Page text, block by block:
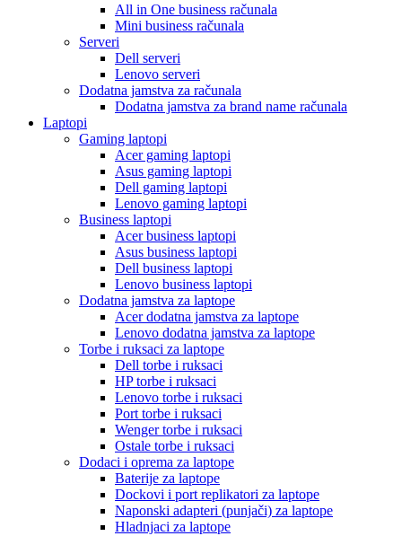
All in One business računala
Mini business računala
Serveri
Dell serveri
Lenovo serveri
Dodatna jamstva za računala
Dodatna jamstva za brand name računala
Laptopi
Gaming laptopi
Acer gaming laptopi
Asus gaming laptopi
Dell gaming laptopi
Lenovo gaming laptopi
Business laptopi
Acer business laptopi
Asus business laptopi
Dell business laptopi
Lenovo business laptopi
Dodatna jamstva za laptope
Acer dodatna jamstva za laptope
Lenovo dodatna jamstva za laptope
Torbe i ruksaci za laptope
Dell torbe i ruksaci
HP torbe i ruksaci
Lenovo torbe i ruksaci
Port torbe i ruksaci
Wenger torbe i ruksaci
Ostale torbe i ruksaci
Dodaci i oprema za laptope
Baterije za laptope
Dockovi i port replikatori za laptope
Naponski adapteri (punjači) za laptope
Hladnjaci za laptope